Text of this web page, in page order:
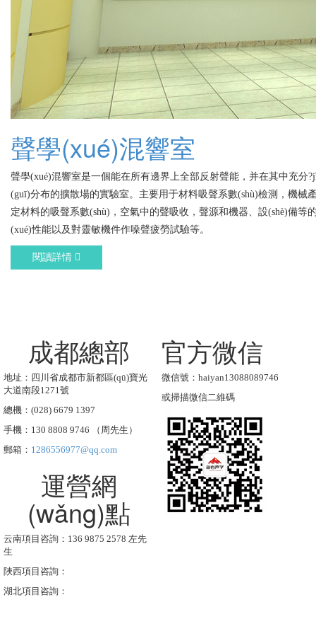
聲學(xué)混響室
聲學(xué)混響室是一個能在所有邊界上全部反射聲能，并在其中充分
(guī)分布的擴散場的實驗室。主要用于材料吸聲系數(shù)檢測，機
定材料的吸聲系數(shù)，空氣中的聲吸收，聲源和機器、設
(xué)性能以及對靈敏機件作噪聲疲勞試驗等。
閱讀詳情
成都總部
地址：四川省成都市新都區(qū)寶光
大道南段1271號
總機：(028) 6679 1397
手機：130 8808 9746 （周先生）
郵箱： 1286556977@qq.com
運營網
(wǎng)點
云南項目咨詢：136 9875 2578 左先
生
陜西項目咨詢：
湖北項目咨詢：
官方微信
微信號：haiyan13088089746
或掃描微信二維碼